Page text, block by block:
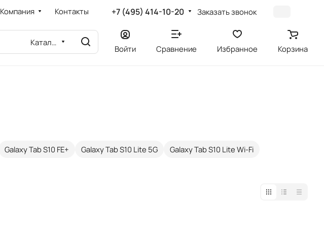
Компания Контакты +7 (495) 414-10-20 Заказать звонок
Каталог
Войти Сравнение Избранное Корзина
Galaxy Tab S10 FE+ Galaxy Tab S10 Lite 5G
Galaxy Tab S10 Lite Wi-Fi